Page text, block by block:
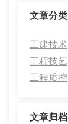
文章分类
工建技术
工程技艺
工程质控
文章归档